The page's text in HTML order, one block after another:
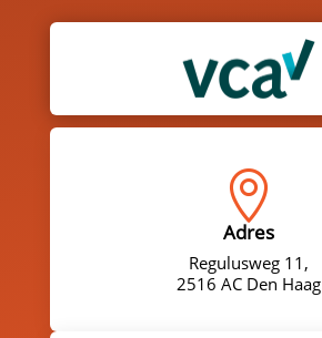

Adres
Regulusweg 11,
2516 AC Den Haag